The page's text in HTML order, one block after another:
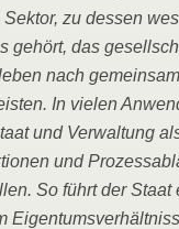
zu dessen
gehört, das
nach
In vielen
und Verwaltung
und
So führt der Staat